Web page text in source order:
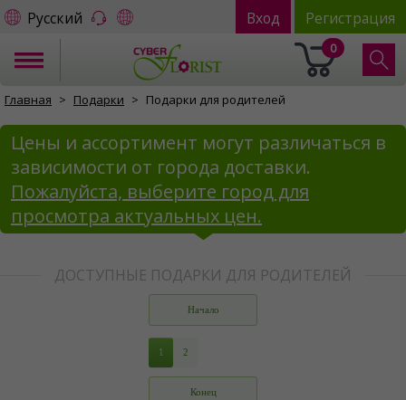
Русский Вход Регистрация
0
Главная Подарки Подарки для родителей
Цены и ассортимент могут различаться в
зависимости от города доставки.
Пожалуйста, выберите город для
просмотра актуальных цен.
ДОСТУПНЫЕ ПОДАРКИ ДЛЯ РОДИТЕЛЕЙ
Начало
1 2
Конец